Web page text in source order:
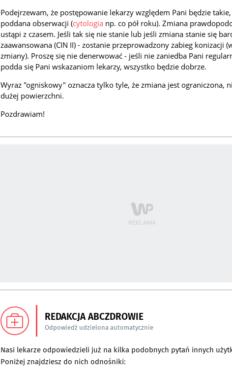
Podejrzewam, że postępowanie lekarzy względem Pani będzie
poddana obserwacji (cytologia np. co pół roku). Zmiana
ustąpi z czasem. Jeśli tak się nie stanie lub jeśli zmiana stanie się
zaawansowana (CIN II) - zostanie przeprowadzony zabieg konizacji
zmiany). Proszę się nie denerwować - jeśli nie zaniedba Pani
podda się Pani wskazaniom lekarzy, wszystko będzie dobrze.
Wyraz "ogniskowy" oznacza tylko tyle, że zmiana jest ograniczona,
dużej powierzchni.
Pozdrawiam!
REDAKCJA ABCZDROWIE
Odpowiedź udzielona automatycznie
Nasi lekarze odpowiedzieli już na kilka podobnych pytań innych
Poniżej znajdziesz do nich odnośniki: